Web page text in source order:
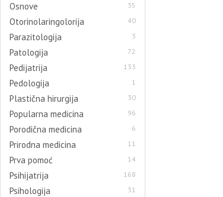
Osnove 35
Otorinolaringolorija 40
Parazitologija 3
Patologija 72
Pedijatrija 133
Pedologija 1
Plastična hirurgija 30
Popularna medicina 96
Porodična medicina 6
Prirodna medicina 11
Prva pomoć 14
Psihijatrija 168
Psihologija 31